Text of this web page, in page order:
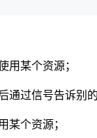
用某个资源；
通过信号告诉别
某个资源；